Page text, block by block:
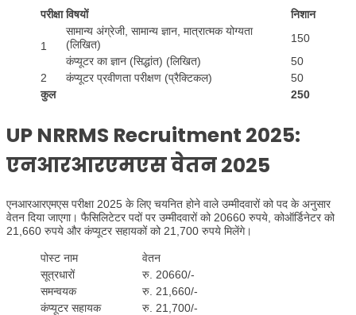
परीक्षा विषयों निशान
1
सामान्य अंग्रेजी, सामान्य ज्ञान, मात्रात्मक योग्यता
(लिखित)
150
कंप्यूटर का ज्ञान (सिद्धांत) (लिखित)
50
2
कंप्यूटर प्रवीणता परीक्षण (प्रैक्टिकल)
50
कुल
250
UP NRRMS Recruitment 2025:
एनआरआरएमएस वेतन 2025
एनआरआरएमएस परीक्षा 2025 के लिए चयनित होने वाले उम्मीदवारों को पद के अनुसार
वेतन दिया जाएगा। फैसिलिटेटर पदों पर उम्मीदवारों को 20660 रुपये, कोऑर्डिनेटर को
21,660 रुपये और कंप्यूटर सहायकों को 21,700 रुपये मिलेंगे।
पोस्ट नाम
वेतन
सूत्रधारों
रु. 20660/-
समन्वयक
रु. 21,660/-
कंप्यूटर सहायक
रु. 21,700/-